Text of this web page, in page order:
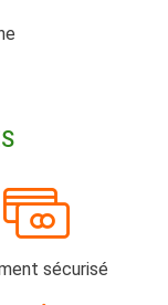
sécurisé